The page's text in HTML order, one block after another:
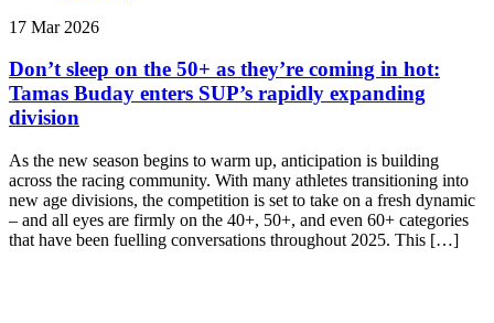
17 Mar 2026
Don’t sleep on the 50+ as they’re coming in hot:
Tamas Buday enters SUP’s rapidly expanding
division
As the new season begins to warm up, anticipation is building
across the racing community. With many athletes transitioning into
new age divisions, the competition is set to take on a fresh dynamic
– and all eyes are firmly on the 40+, 50+, and even 60+ categories
that have been fuelling conversations throughout 2025. This […]